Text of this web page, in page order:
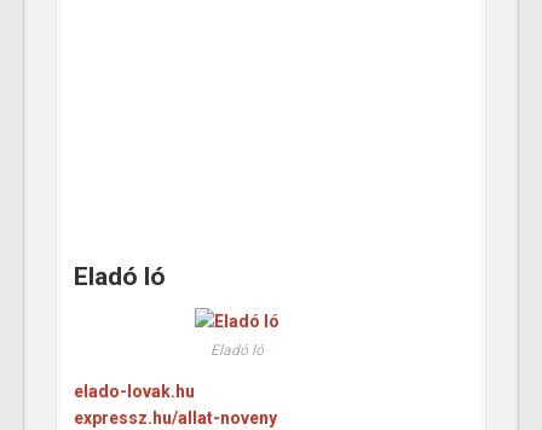
Eladó ló
Eladó ló
elado-lovak.hu
expressz.hu/allat-noveny